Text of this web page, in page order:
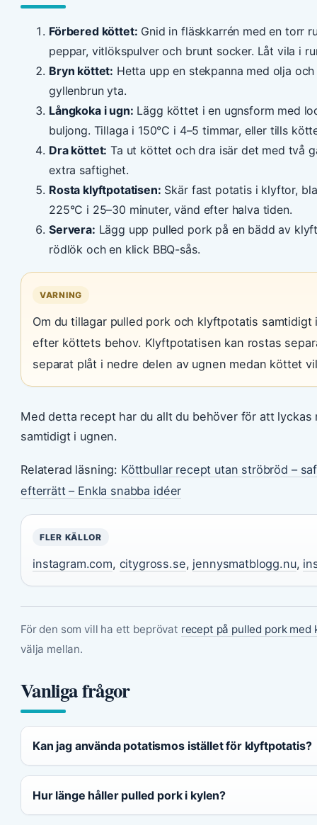
Förbered köttet: Gnid in fläskkarrén med en torr
peppar, vitlökspulver och brunt socker. Låt vila i
Bryn köttet: Hetta upp en stekpanna med olja
gyllenbrun yta.
Långkoka i ugn: Lägg köttet i en ugnsform med
buljong. Tillaga i 150°C i 4–5 timmar, eller tills
Dra köttet: Ta ut köttet och dra isär det med två
extra saftighet.
Rosta klyftpotatisen: Skär fast potatis i klyftor,
225°C i 25–30 minuter, vänd efter halva tiden.
Servera: Lägg upp pulled pork på en bädd av
rödlök och en klick BBQ-sås.
VARNING
Om du tillagar pulled pork och klyftpotatis
efter köttets behov. Klyftpotatisen kan rostas
separat plåt i nedre delen av ugnen medan köttet
Med detta recept har du allt du behöver för att
samtidigt i ugnen.
Relaterad läsning: Köttbullar recept utan ströbröd –
efterrätt – Enkla snabba idéer
FLER KÄLLOR
instagram.com, citygross.se, jennysmatblogg.nu,
För den som vill ha ett beprövat recept på pulled pork med
välja mellan.
Vanliga frågor
Kan jag använda potatismos istället för klyftpotatis?
Hur länge håller pulled pork i kylen?